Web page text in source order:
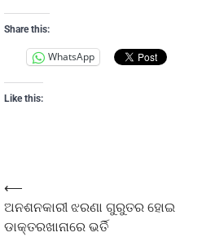
Share this:
WhatsApp
Like this:
⟵
ଅନଶନକାରୀ ଝରଣା ଗୁରୁତର ହୋଇ
ଡାକ୍ତରଖାନାରେ ଭର୍ତି